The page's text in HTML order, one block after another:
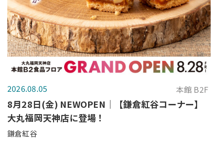
2026.08.05 本館 B2F
8月28日(金) NEWOPEN｜【鎌倉紅谷コーナー】
大丸福岡天神店に登場！
鎌倉紅谷